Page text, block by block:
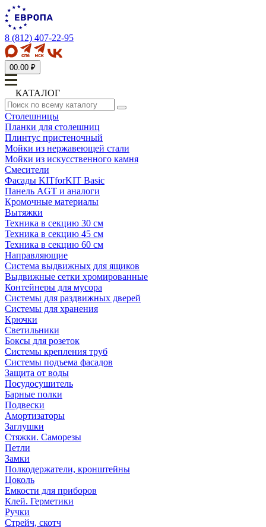
8 (812) 407-22-95
00.00 ₽
КАТАЛОГ
Столешницы
Планки для столешниц
Плинтус пристеночный
Мойки из нержавеющей стали
Мойки из искусственного камня
Смесители
Фасады KITforKIT Basic
Панель AGT и аналоги
Кромочные материалы
Вытяжки
Техника в секцию 30 см
Техника в секцию 45 см
Техника в секцию 60 см
Направляющие
Система выдвижных для ящиков
Выдвижные сетки хромированные
Контейнеры для мусора
Системы для раздвижных дверей
Системы для хранения
Крючки
Светильники
Боксы для розеток
Системы крепления труб
Системы подъема фасадов
Защита от воды
Посудосушитель
Барные полки
Подвески
Амортизаторы
Заглушки
Стяжки. Саморезы
Петли
Замки
Полкодержатели, кронштейны
Цоколь
Емкости для приборов
Клей. Герметики
Ручки
Стрейч, скотч